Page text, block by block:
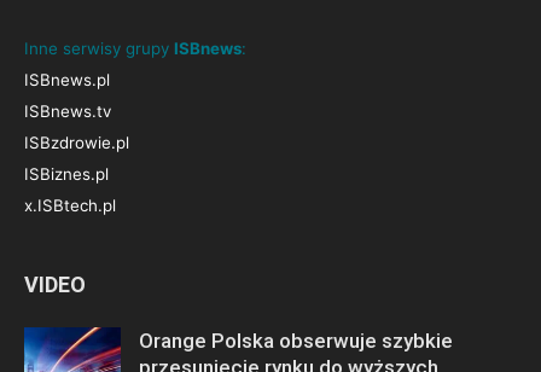
Inne serwisy grupy ISBnews:
ISBnews.pl
ISBnews.tv
ISBzdrowie.pl
ISBiznes.pl
x.ISBtech.pl
VIDEO
Orange Polska obserwuje szybkie
przesunięcie rynku do wyższych